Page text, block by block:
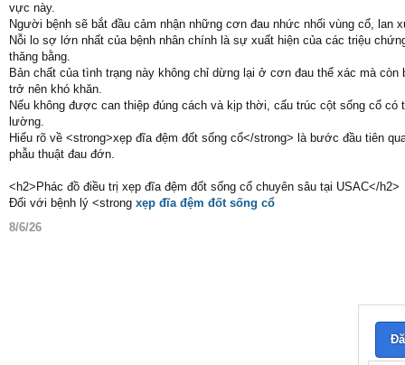
vực này.
Người bệnh sẽ bắt đầu cảm nhận những cơn đau nhức nhối vùng cổ, lan
Nỗi lo sợ lớn nhất của bệnh nhân chính là sự xuất hiện của các triệu
thăng bằng.
Bản chất của tình trạng này không chỉ dừng lại ở cơn đau thể xác mà
trở nên khó khăn.
Nếu không được can thiệp đúng cách và kịp thời, cấu trúc cột sống cổ
lường.
Hiểu rõ về <strong>xẹp đĩa đệm đốt sống cổ</strong> là bước đầu tiên
phẫu thuật đau đớn.
<h2>Phác đồ điều trị xẹp đĩa đệm đốt sống cổ chuyên sâu tại USAC</h2>
Đối với bệnh lý <strong xẹp đĩa đệm đốt sống cổ
8/6/26